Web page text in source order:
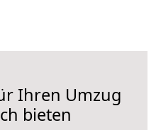
Ihren Umzug
bieten